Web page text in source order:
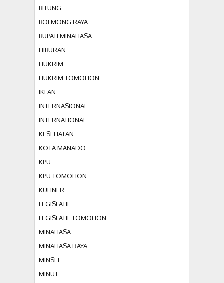
BITUNG
BOLMONG RAYA
BUPATI MINAHASA
HIBURAN
HUKRIM
HUKRIM TOMOHON
IKLAN
INTERNASIONAL
INTERNATIONAL
KESEHATAN
KOTA MANADO
KPU
KPU TOMOHON
KULINER
LEGISLATIF
LEGISLATIF TOMOHON
MINAHASA
MINAHASA RAYA
MINSEL
MINUT